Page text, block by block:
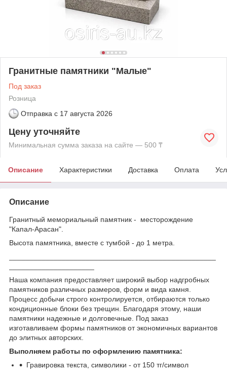
Гранитные памятники "Малые"
Под заказ
Розница
Отправка с 17 августа 2026
Цену уточняйте
Минимальная сумма заказа на сайте — 500 ₸
Описание Характеристики Доставка Оплата
Описание
Гранитный мемориальный памятник - месторождение
"Капал-Арасан".
Высота памятника, вместе с тумбой - до 1 метра.
Наша компания предоставляет широкий выбор надгробных
памятников различных размеров, форм и вида камня.
Процесс добычи строго контролируется, отбираются только
кондиционные блоки без трещин. Благодаря этому, наши
памятники надежные и долговечные. Под заказ
изготавливаем формы памятников от экономичных вариантов
до элитных авторских.
Выполняем работы по оформлению памятника:
Гравировка текста, символики - от 150 тг/символ